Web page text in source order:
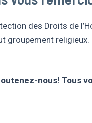
des Droits de
groupement
nous! Tous